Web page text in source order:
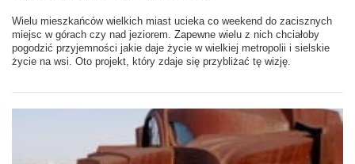
Wielu mieszkańców wielkich miast ucieka co weekend do zacisznych
miejsc w górach czy nad jeziorem. Zapewne wielu z nich chciałoby
pogodzić przyjemności jakie daje życie w wielkiej metropolii i sielskie
życie na wsi. Oto projekt, który zdaje się przybliżać tę wizję.